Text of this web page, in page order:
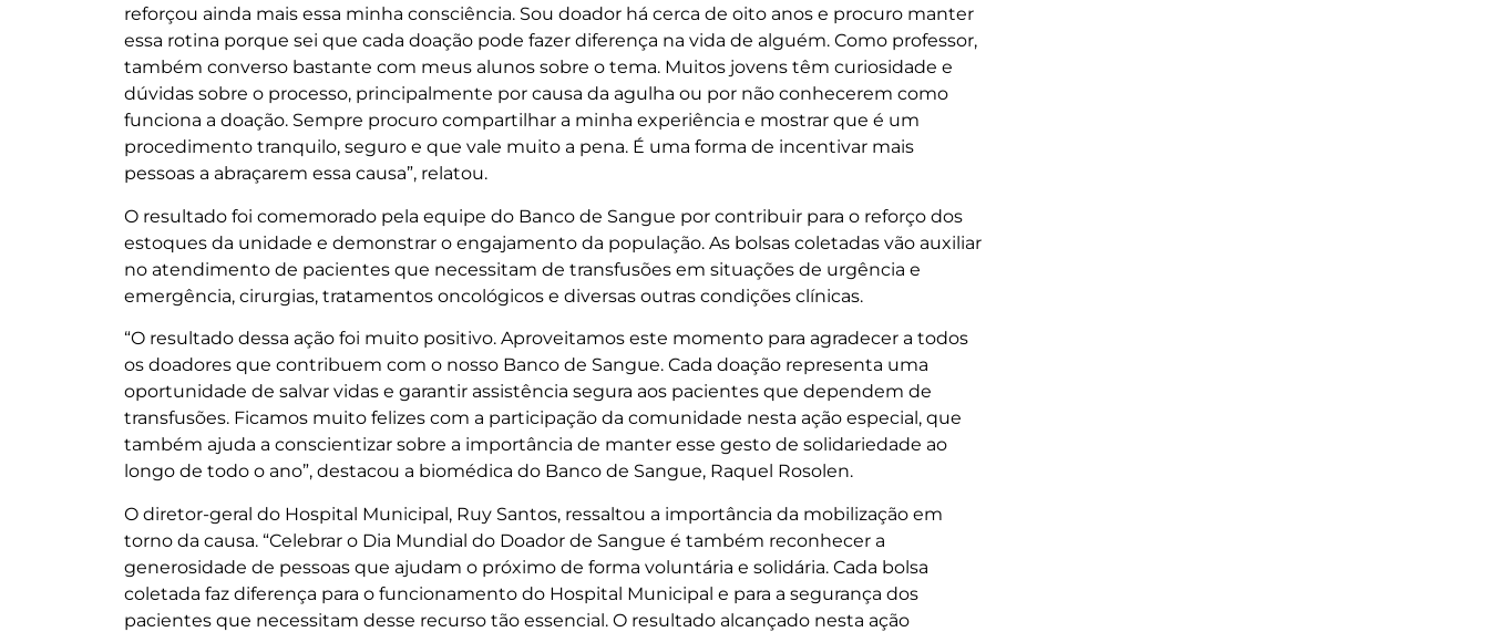
reforçou ainda mais essa minha consciência. Sou doador há cerca de oito anos e procuro manter
essa rotina porque sei que cada doação pode fazer diferença na vida de alguém. Como professor,
também converso bastante com meus alunos sobre o tema. Muitos jovens têm curiosidade e
dúvidas sobre o processo, principalmente por causa da agulha ou por não conhecerem como
funciona a doação. Sempre procuro compartilhar a minha experiência e mostrar que é um
procedimento tranquilo, seguro e que vale muito a pena. É uma forma de incentivar mais
pessoas a abraçarem essa causa”, relatou.
O resultado foi comemorado pela equipe do Banco de Sangue por contribuir para o reforço dos
estoques da unidade e demonstrar o engajamento da população. As bolsas coletadas vão auxiliar
no atendimento de pacientes que necessitam de transfusões em situações de urgência e
emergência, cirurgias, tratamentos oncológicos e diversas outras condições clínicas.
“O resultado dessa ação foi muito positivo. Aproveitamos este momento para agradecer a todos
os doadores que contribuem com o nosso Banco de Sangue. Cada doação representa uma
oportunidade de salvar vidas e garantir assistência segura aos pacientes que dependem de
transfusões. Ficamos muito felizes com a participação da comunidade nesta ação especial, que
também ajuda a conscientizar sobre a importância de manter esse gesto de solidariedade ao
longo de todo o ano”, destacou a biomédica do Banco de Sangue, Raquel Rosolen.
O diretor-geral do Hospital Municipal, Ruy Santos, ressaltou a importância da mobilização em
torno da causa. “Celebrar o Dia Mundial do Doador de Sangue é também reconhecer a
generosidade de pessoas que ajudam o próximo de forma voluntária e solidária. Cada bolsa
coletada faz diferença para o funcionamento do Hospital Municipal e para a segurança dos
pacientes que necessitam desse recurso tão essencial. O resultado alcançado nesta ação